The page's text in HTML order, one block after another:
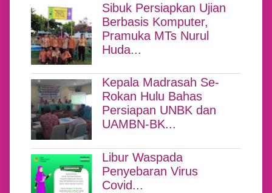
Sibuk Persiapkan Ujian
Berbasis Komputer,
Pramuka MTs Nurul
Huda...
Kepala Madrasah Se-
Rokan Hulu Bahas
Persiapan UNBK dan
UAMBN-BK...
Libur Waspada
Penyebaran Virus
Covid...